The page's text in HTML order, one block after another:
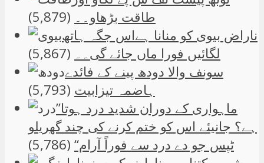
طاقت بڑھاو۔۔ (5,879)
ناراض بیوی کو منانا ہےاس جگہ ہاتھ
لگائیں فورا ماں جائے گی۔۔ (5,867)
سونف والا دودھ پینے کے فائدے
ہاضمہ تیزابیت (5,793)
”ماہواری کے دوران شدید درد ہوتا
ہے؟ جانیئے اس کو ختم کرنے کی چند گھریلو
ٹپس جو دے درد سے فوراً آرام“ (5,786)